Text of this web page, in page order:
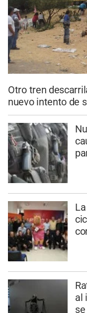
Otro tren
nuevo intento de
al